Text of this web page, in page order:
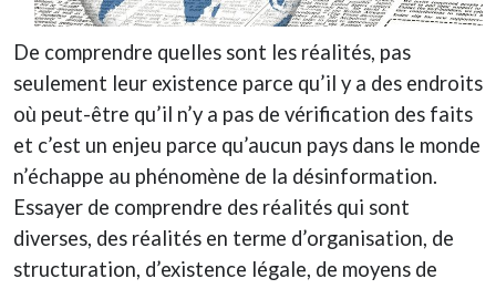
De comprendre quelles sont les réalités, pas
seulement leur existence parce qu’il y a des endroits
où peut-être qu’il n’y a pas de vérification des faits
et c’est un enjeu parce qu’aucun pays dans le monde
n’échappe au phénomène de la désinformation.
Essayer de comprendre des réalités qui sont
diverses, des réalités en terme d’organisation, de
structuration, d’existence légale, de moyens de